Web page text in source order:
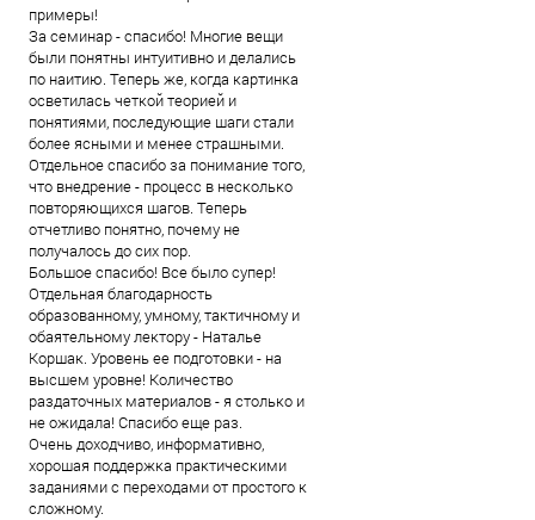
примеры!
За семинар - спасибо! Многие вещи
были понятны интуитивно и делались
по наитию. Теперь же, когда картинка
осветилась четкой теорией и
понятиями, последующие шаги стали
более ясными и менее страшными.
Отдельное спасибо за понимание того,
что внедрение - процесс в несколько
повторяющихся шагов. Теперь
отчетливо понятно, почему не
получалось до сих пор.
Большое спасибо! Все было супер!
Отдельная благодарность
образованному, умному, тактичному и
обаятельному лектору - Наталье
Коршак. Уровень ее подготовки - на
высшем уровне! Количество
раздаточных материалов - я столько и
не ожидала! Спасибо еще раз.
Очень доходчиво, информативно,
хорошая поддержка практическими
заданиями с переходами от простого к
сложному.